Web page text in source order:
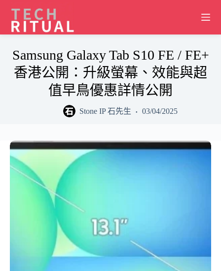
content
Samsung Galaxy Tab S10 FE / FE+
香港公開：升級螢幕、效能與超
值早鳥優惠詳情公開
Stone IP 石先生 03/04/2025